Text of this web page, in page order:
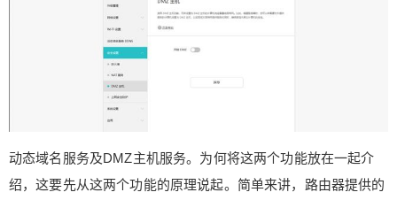
动态域名服务及DMZ主机服务。为何将这两个功能放在一起介
绍，这要先从这两个功能的原理说起。简单来讲，路由器提供的